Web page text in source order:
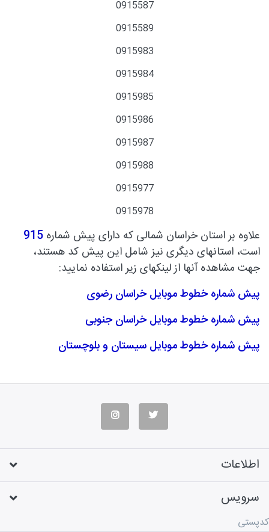
0915587
0915589
0915983
0915984
0915985
0915986
0915987
0915988
0915977
0915978
علاوه بر استان خراسان شمالی که دارای پیش شماره 915
است، استانهای دیگری نیز شامل این پیش کد هستند،
جهت مشاهده آنها از لینکهای زیر استفاده نمایید:
پیش شماره خطوط موبایل خراسان رضوی
پیش شماره خطوط موبایل خراسان جنوبی
پیش شماره خطوط موبایل سیستان و بلوچستان
اطلاعات
سرویس
کدپستی